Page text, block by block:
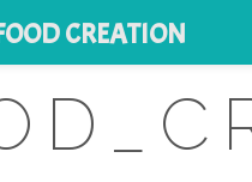
CREATION